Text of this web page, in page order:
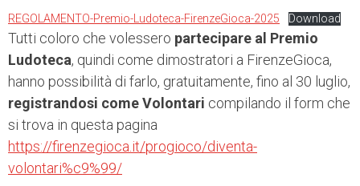
REGOLAMENTO-Premio-Ludoteca-FirenzeGioca-2025 Download
Tutti coloro che volessero partecipare al Premio
Ludoteca, quindi come dimostratori a FirenzeGioca,
hanno possibilità di farlo, gratuitamente, fino al 30 luglio,
registrandosi come Volontari compilando il form che
si trova in questa pagina
https://firenzegioca.it/progioco/diventa-
volontari%c9%99/